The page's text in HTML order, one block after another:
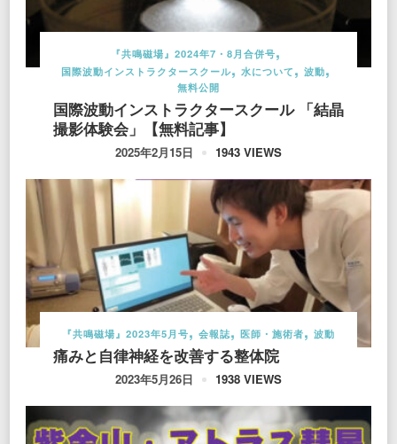
『共鳴磁場』2024年7・8月合併号
国際波動インストラクタースクール
水について
波動
無料公開
国際波動インストラクタースクール 「結晶
撮影体験会」【無料記事】
2025年2月15日 1943 VIEWS
『共鳴磁場』2023年5月号 会報誌 医師・施術者 波動
痛みと自律神経を改善する整体院
2023年5月26日 1938 VIEWS